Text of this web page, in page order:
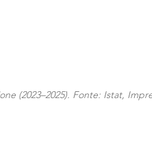
(2023–2025). Fonte: Istat,